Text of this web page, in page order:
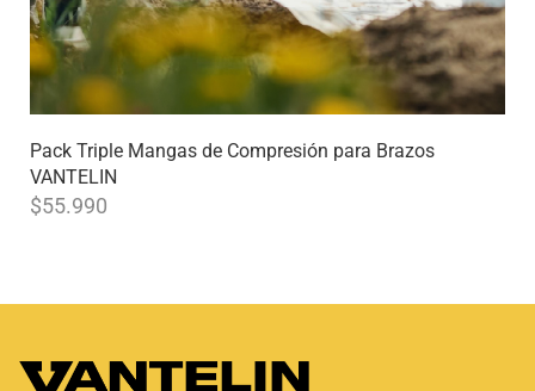
Pack Triple Mangas de Compresión para Brazos
VANTELIN
$55.990